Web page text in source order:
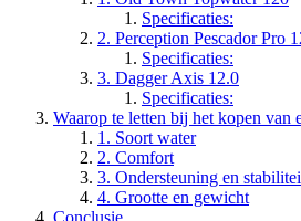
Specificaties:
2. Perception Pescador Pro
Specificaties:
3. Dagger Axis 12.0
Specificaties:
Waarop te letten bij het kopen van
1. Soort water
2. Comfort
3. Ondersteuning en
4. Grootte en gewicht
Conclusie